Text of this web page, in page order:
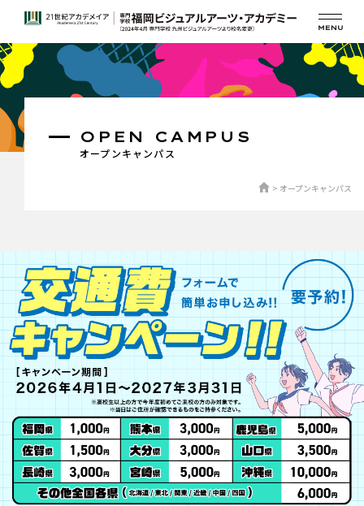
オープンキャンパス
OPEN CAMPUS
オープンキャンパス